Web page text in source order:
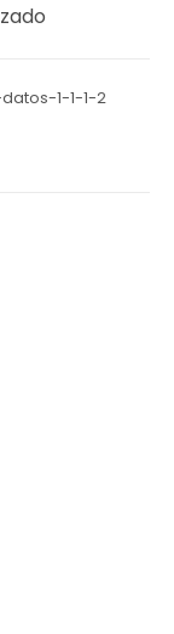
1-1-1-2